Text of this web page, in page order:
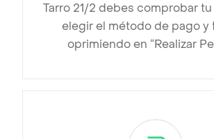
Tarro 21/2 debes comprobar
elegir el método de pago y
oprimiendo en “Realizar